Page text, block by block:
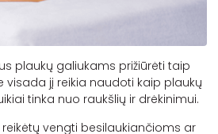
plaukų galiukams prižiūrėti taip
visada jį reikia naudoti kaip plaukų
tinka nuo raukšlių ir drėkinimui.
vengti besilaukiančioms ar